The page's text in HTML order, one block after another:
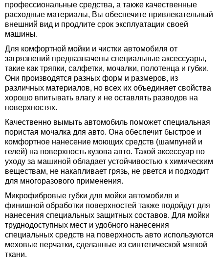
профессиональные средства, а также качественные
расходные материалы, Вы обеспечите привлекательный
внешний вид и продлите срок эксплуатации своей
машины.
Для комфортной мойки и чистки автомобиля от
загрязнений предназначены специальные аксессуары,
такие как тряпки, салфетки, мочалки, полотенца и губки.
Они производятся разных форм и размеров, из
различных материалов, но всех их объединяет свойства
хорошо впитывать влагу и не оставлять разводов на
поверхностях.
Качественно вымыть автомобиль поможет специальная
пористая мочалка для авто. Она обеспечит быстрое и
комфортное нанесение моющих средств (шампуней и
гелей) на поверхность кузова авто. Такой аксессуар по
уходу за машиной обладает устойчивостью к химическим
веществам, не накапливает грязь, не рвется и подходит
для многоразового применения.
Микрофибровые губки для мойки автомобиля и
финишной обработки поверхностей также подойдут для
нанесения специальных защитных составов. Для мойки
труднодоступных мест и удобного нанесения
специальных средств на поверхность авто используются
меховые перчатки, сделанные из синтетической мягкой
ткани.